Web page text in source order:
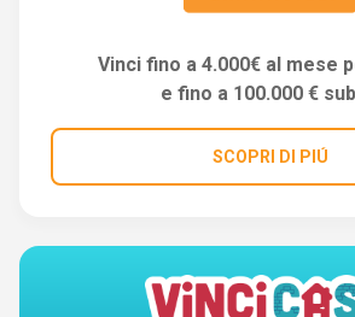
Vinci fino a 4.000€ al mese
e fino a 100.000 €
SCOPRI DI PIÚ